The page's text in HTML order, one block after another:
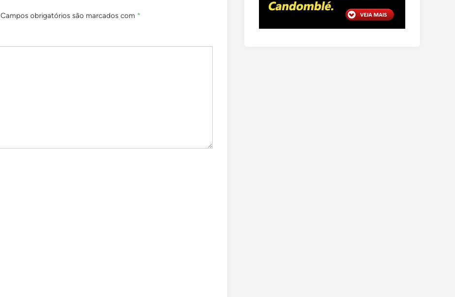
Campos obrigatórios são marcados com *